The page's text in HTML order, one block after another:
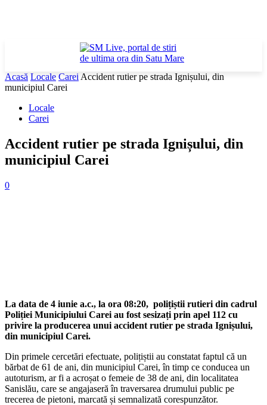
Acasă Locale Carei Accident rutier pe strada Ignișului, din
municipiul Carei
Locale
Carei
Accident rutier pe strada Ignișului, din
municipiul Carei
0
La data de 4 iunie a.c., la ora 08:20, polițiștii rutieri din cadrul
Poliției Municipiului Carei au fost sesizați prin apel 112 cu
privire la producerea unui accident rutier pe strada Ignișului,
din municipiul Carei.
Din primele cercetări efectuate, polițiștii au constatat faptul că un
bărbat de 61 de ani, din municipiul Carei, în timp ce conducea un
autoturism, ar fi a acroșat o femeie de 38 de ani, din localitatea
Sanislău, care se angajaseră în traversarea drumului public pe
trecerea de pietoni, marcată și semnalizată corespunzător.